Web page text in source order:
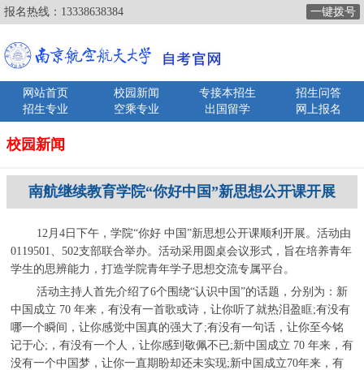
报名热线： 13338638384 一键拨号
网站首页 校园新闻 专接本招生
招生问答
招生专业
空乘专业 出国留学 网上报名
校园新闻
南航继续教育学院“你好中国”新思想公开课开展
12月4日下午，学院“你好 中国”新思想公开课顺利开展。活动由
0119501、502支部联合举办。活动采用圆桌会议形式，旨在培养青年
学生的思辨能力，打造学院青年学子思想交流专属平台。
活动主持人首先介绍了6个围绕“认识中国”的话题，分别为：新
中国成立 70 年来，有没有一首歌或诗，让你听了就热泪盈眶;有没有
哪一个瞬间，让你感觉中国真的强大了;有没有一句话，让你至今铭
记于心;，有没有一个人，让你感到敬佩不已;新中国成立 70 年来，有
没有一个中国梦，让你一直期盼却还未实现;新中国成立70年来，有